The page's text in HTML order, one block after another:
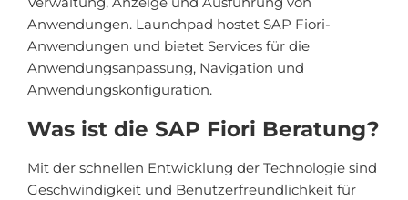
Anwendungen. Launchpad hostet SAP Fiori-
Anwendungen und bietet Services für die
Anwendungsanpassung, Navigation und
Anwendungskonfiguration.
Was ist die SAP Fiori Beratung?
Mit der schnellen Entwicklung der Technologie sind
Geschwindigkeit und Benutzerfreundlichkeit für